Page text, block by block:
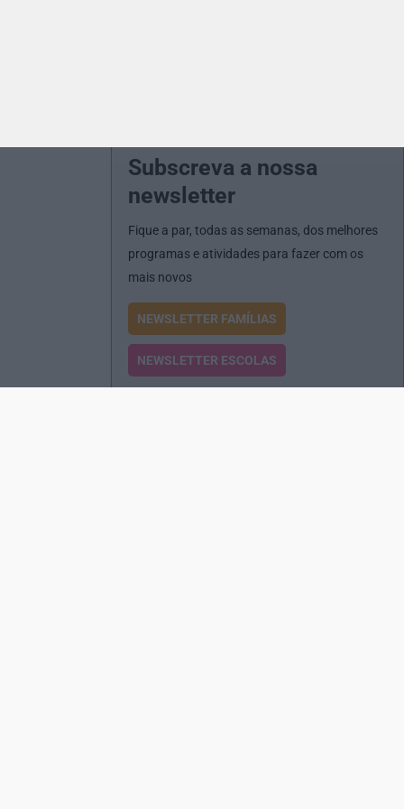
Subscreva a nossa
newsletter
Fique a par, todas as semanas, dos melhores
programas e atividades para fazer com os
mais novos
NEWSLETTER FAMÍLIAS
NEWSLETTER ESCOLAS